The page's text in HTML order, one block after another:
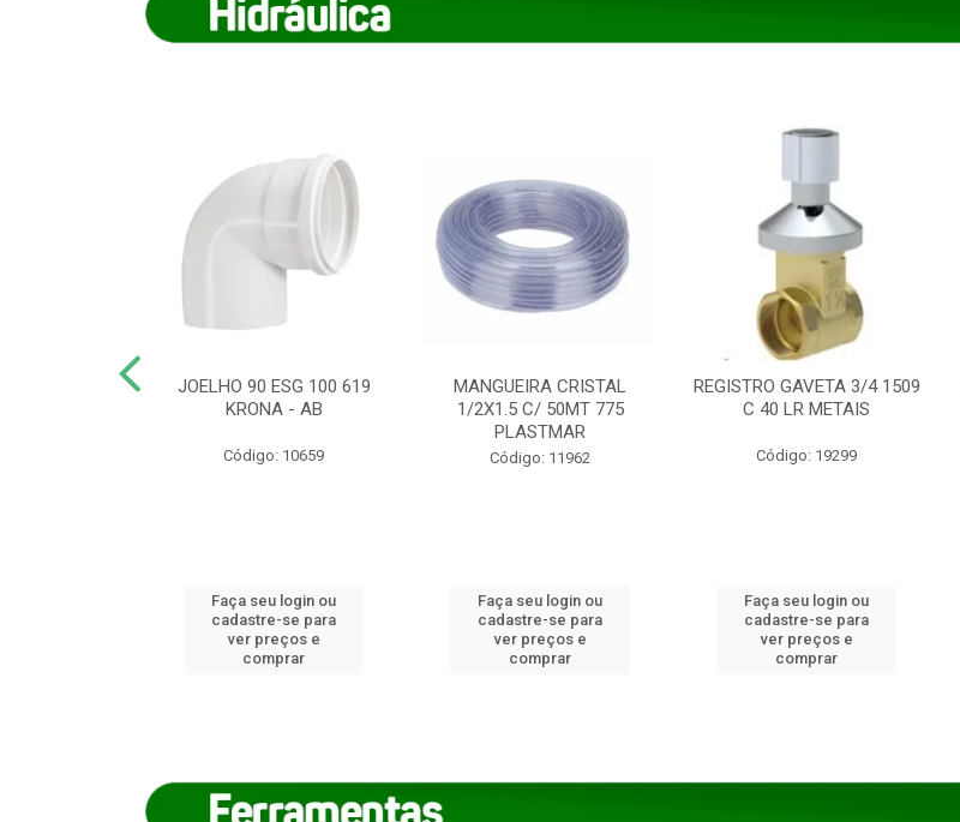
JOELHO 90 ESG 100 619
KRONA - AB
Código: 10659
Faça seu login ou
cadastre-se para
ver preços e
comprar
MANGUEIRA CRISTAL
1/2X1.5 C/ 50MT 775
PLASTMAR
Código: 11962
Faça seu login ou
cadastre-se para
ver preços e
comprar
REGISTRO GAVETA 3/4 1509
C 40 LR METAIS
Código: 19299
Faça seu login ou
cadastre-se para
ver preços e
comprar